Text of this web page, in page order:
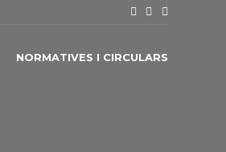
NORMATIVES I CIRCULARS